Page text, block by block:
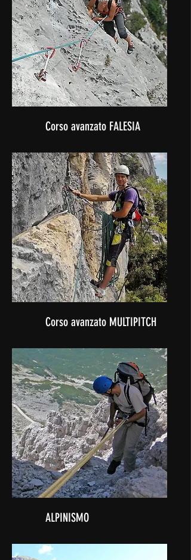
Corso avanzato FALESIA
Corso avanzato MULTIPITCH
ALPINISMO